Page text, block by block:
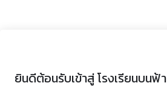
ยินดีต้อนรับเข้าสู่ โรงเรียนบนฟ้า